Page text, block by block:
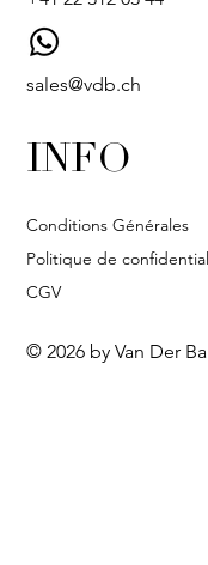
sales@vdb.ch
INFO
Conditions Générales
Politique de
CGV
© 2026 by Van Der